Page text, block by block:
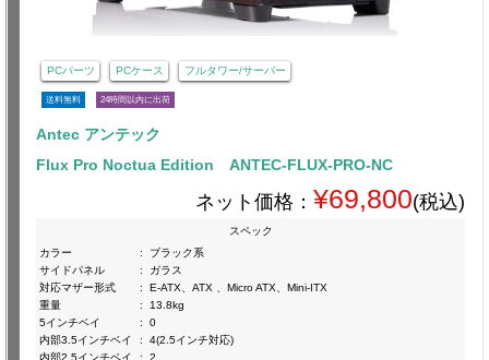
PCパーツ PCケース フルタワー/サーバー
送料無料 24時間以内に出荷
Antec アンテック
Flux Pro Noctua Edition ANTEC-FLUX-PRO-NC
ネット価格： ¥69,800(税込)
スペック
カラー
:
ブラック系
サイドパネル
:
ガラス
対応マザー形式
:
E-ATX、ATX 、Micro ATX、Mini-ITX
重量
:
13.8kg
5インチベイ
:
0
内部3.5インチベイ
:
4(2.5インチ対応)
内部2.5インチベイ
:
2